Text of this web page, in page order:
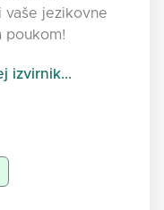
vaše jezikovne
poukom!
izvirnik...